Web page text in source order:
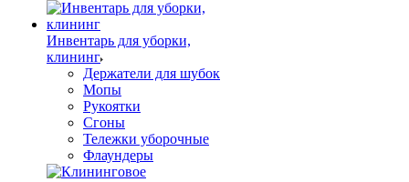
Инвентарь для уборки,
клининг
Держатели для шубок
Мопы
Рукоятки
Сгоны
Тележки уборочные
Флаундеры